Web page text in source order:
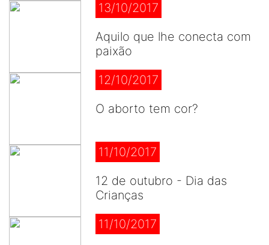
13/10/2017
Aquilo que lhe conecta com
paixão
12/10/2017
O aborto tem cor?
11/10/2017
12 de outubro - Dia das
Crianças
11/10/2017